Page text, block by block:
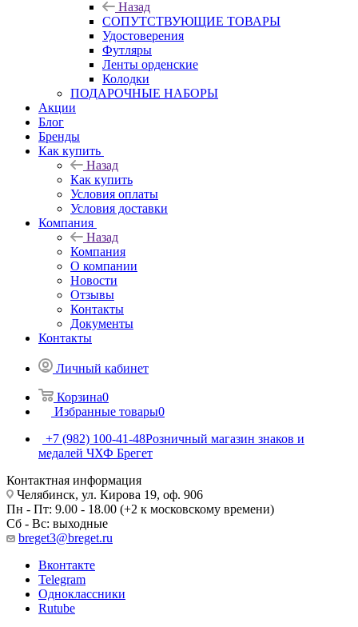
Назад
СОПУТСТВУЮЩИЕ ТОВАРЫ
Удостоверения
Футляры
Ленты орденские
Колодки
ПОДАРОЧНЫЕ НАБОРЫ
Акции
Блог
Бренды
Как купить
Назад
Как купить
Условия оплаты
Условия доставки
Компания
Назад
Компания
О компании
Новости
Отзывы
Контакты
Документы
Контакты
Личный кабинет
Корзина0
Избранные товары0
+7 (982) 100-41-48Розничный магазин знаков и
медалей ЧХФ Брегет
Контактная информация
Челябинск, ул. Кирова 19, оф. 906
Пн - Пт: 9.00 - 18.00 (+2 к московскому времени)
Сб - Вс: выходные
breget3@breget.ru
Вконтакте
Telegram
Одноклассники
Rutube